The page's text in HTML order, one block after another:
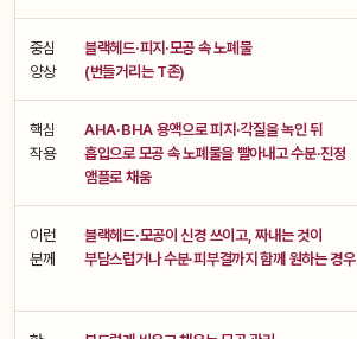
중심
양상
블랙헤드·피지·모공 속 노폐물
(번들거리는 T존)
핵심
작용
AHA·BHA 용액으로 피지·각질을 녹인 뒤
흡입으로 모공 속 노폐물을 빨아내고 수분·진정
앰플로 채움
이런
분께
블랙헤드·모공이 신경 쓰이고, 짜내는 것이
부담스럽거나 수분·피부결까지 함께 원하는 경우